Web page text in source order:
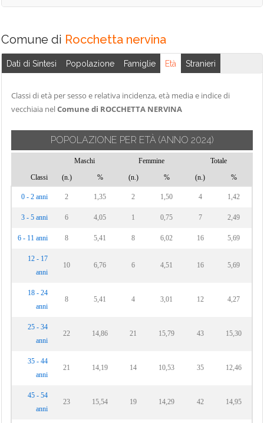
Comune di Rocchetta nervina
Dati di Sintesi Popolazione Famiglie Età Stranieri
Classi di età per sesso e relativa incidenza, età media e indice di
vecchiaia nelComune di ROCCHETTA NERVINA
POPOLAZIONE PER ETÀ (ANNO 2024)
Maschi Femmine
Totale
Classi
(n.) % (n.) % (n.) %
0 - 2 anni 2 1,35 2 1,50 4 1,42
3 - 5 anni 6 4,05 1 0,75 7 2,49
6 - 11 anni 8 5,41 8 6,02 16 5,69
12 - 17
anni
10 6,76 6 4,51 16 5,69
18 - 24
anni
8 5,41 4 3,01 12 4,27
25 - 34
anni
22 14,86 21 15,79 43 15,30
35 - 44
anni
21 14,19 14 10,53 35 12,46
45 - 54
anni
23 15,54 19 14,29 42 14,95